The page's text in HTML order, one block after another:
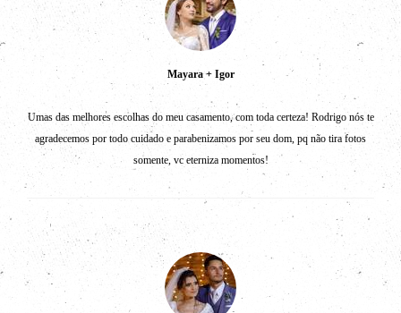
Umas das melhores escolhas do meu casamento, com toda certeza! Rodrigo nós te
agradecemos por todo cuidado e parabenizamos por seu dom, pq não tira fotos
somente, vc eterniza momentos!
Mayara + Igor